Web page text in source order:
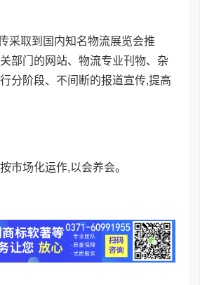
取到国内知名物流展览会推
部门的网站、物流专业刊物、杂
分阶段、不间断的报道宣传,提高
场化运作,以会养会。